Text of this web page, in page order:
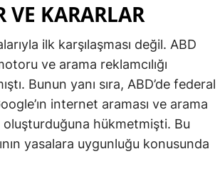
VE KARARLAR
ilk karşılaşması değil. ABD
ve arama reklamcılığı
Bunun yanı sıra, ABD’de federal
internet araması ve arama
oluşturduğuna hükmetmişti. Bu
yasalara uygunluğu konusunda